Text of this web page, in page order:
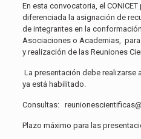
En esta convocatoria, el
diferenciada la asignación de
de integrantes en la
Asociaciones o Academias,
y realización de las Reuniones
La presentación debe realizarse
ya está habilitado.
Consultas:
Plazo máximo para las